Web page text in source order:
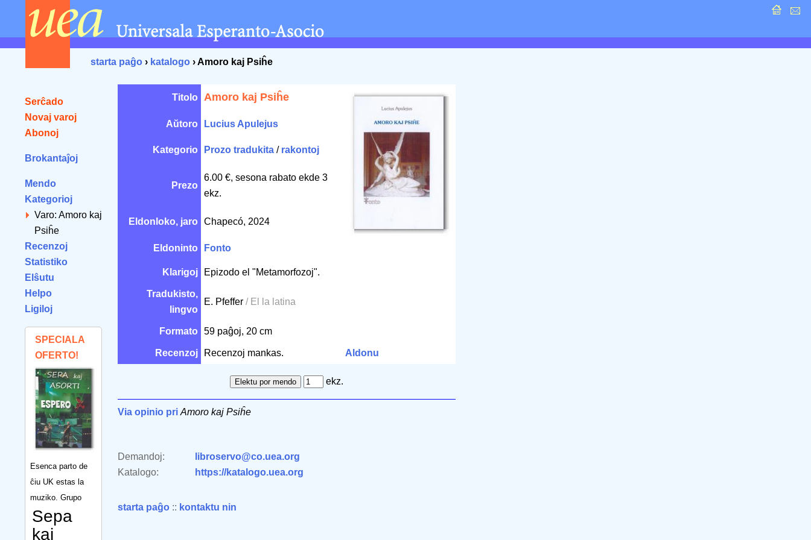
starta paĝo › katalogo › Amoro kaj Psiĥe
Serĉado
Novaj varoj
Abonoj
Brokantaĵoj
Mendo
Kategorioj
Varo: Amoro kaj
Psiĥe
Recenzoj
Statistiko
Elŝutu
Helpo
Ligiloj
SPECIALA
OFERTO!
Esenca parto de
ĉiu UK estas la
muziko. Grupo
Sepa
kaj
Titolo Amoro kaj Psiĥe
Aŭtoro Lucius Apulejus
Kategorio Prozo tradukita / rakontoj
Prezo
6.00 €, sesona rabato ekde 3
ekz.
Eldonloko, jaro Chapecó, 2024
Eldoninto Fonto
Klarigoj Epizodo el "Metamorfozoj".
Tradukisto,
lingvo
E. Pfeffer / El la latina
Formato 59 paĝoj, 20 cm
Recenzoj Recenzoj mankas. Aldonu
ekz.
Via opinio pri Amoro kaj Psiĥe
Demandoj:
libroservo@co.uea.org
Katalogo:
https://katalogo.uea.org
starta paĝo :: kontaktu nin